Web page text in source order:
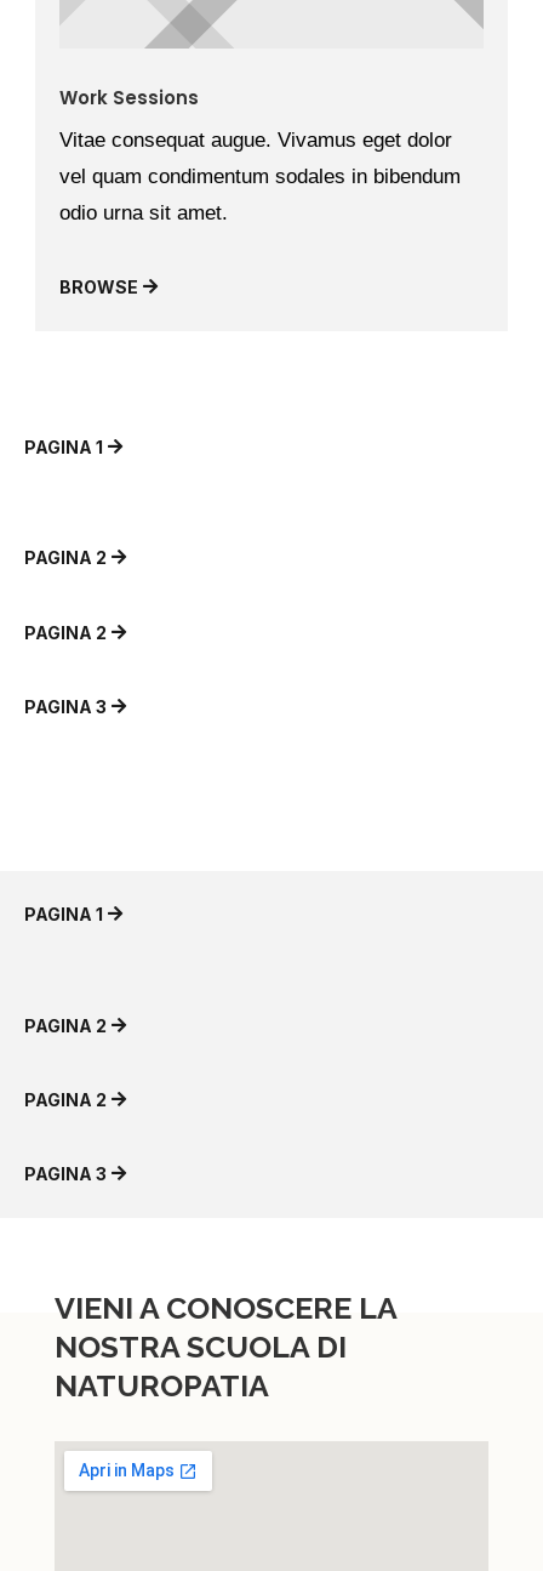
Work Sessions
Vitae consequat augue. Vivamus eget dolor
vel quam condimentum sodales in bibendum
odio urna sit amet.
BROWSE
PAGINA 1
PAGINA 2
PAGINA 2
PAGINA 3
PAGINA 1
PAGINA 2
PAGINA 2
PAGINA 3
VIENI A CONOSCERE LA
NOSTRA SCUOLA DI
NATUROPATIA